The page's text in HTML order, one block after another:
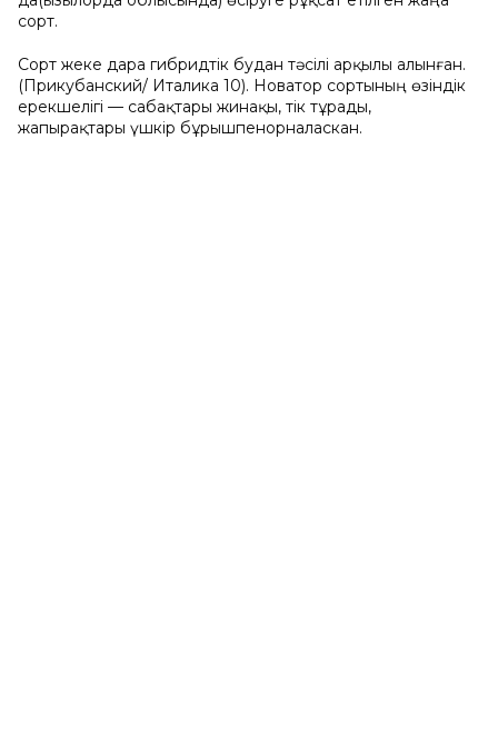
сорт.
Сорт жеке дара гибридтік будан тәсілі арқылы алынған.
(Прикубанский/ Италика 10). Новатор сортының өзіндік
ерекшелігі — сабақтары жинақы, тік тұрады,
жапырақтары үшкір бұрышпенорналаскан.